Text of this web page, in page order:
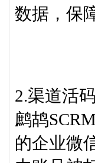
数据，保
2.渠道活
鹧鸪
的企业微